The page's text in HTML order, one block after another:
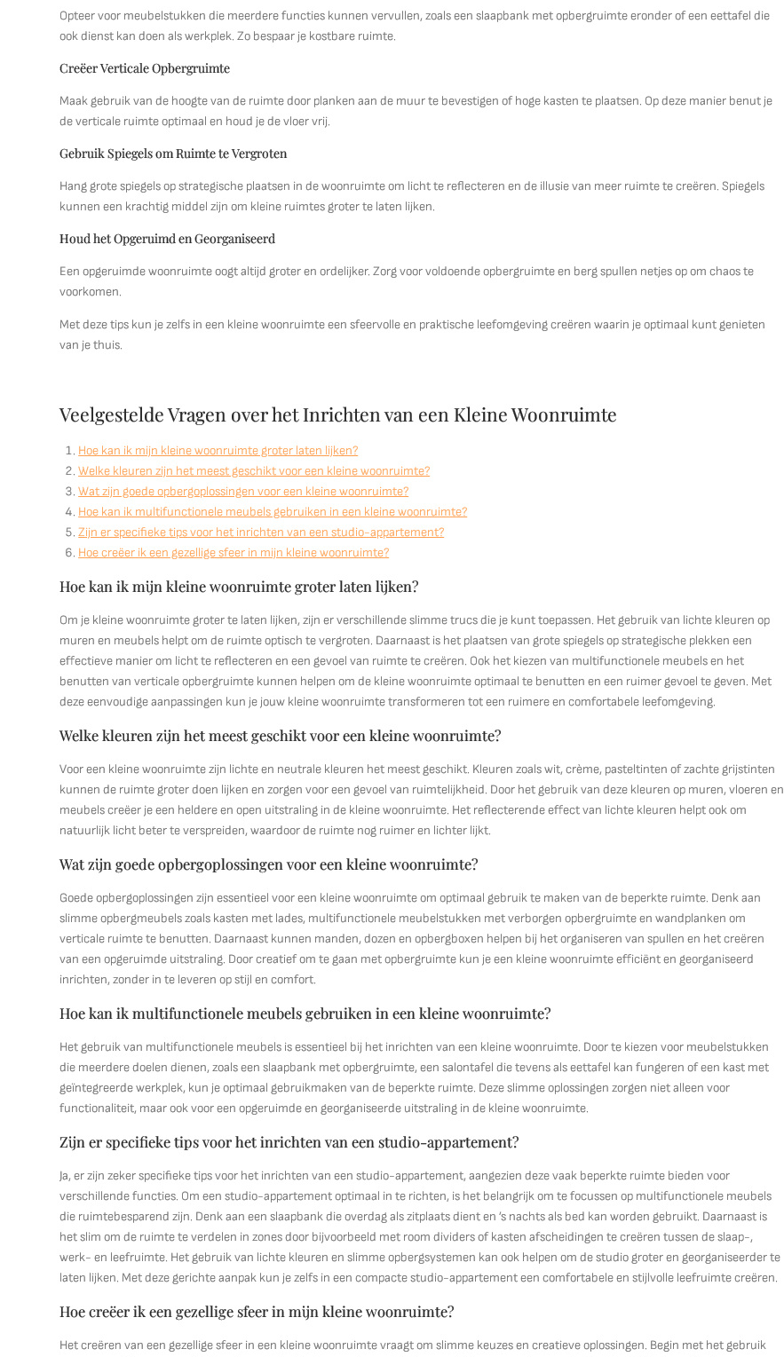
Opteer voor meubelstukken die meerdere functies kunnen vervullen, zoals een slaapbank met opbergruimte eronder of een eettafel die
ook dienst kan doen als werkplek. Zo bespaar je kostbare ruimte.
Creëer Verticale Opbergruimte
Maak gebruik van de hoogte van de ruimte door planken aan de muur te bevestigen of hoge kasten te plaatsen. Op deze manier benut je
de verticale ruimte optimaal en houd je de vloer vrij.
Gebruik Spiegels om Ruimte te Vergroten
Hang grote spiegels op strategische plaatsen in de woonruimte om licht te reflecteren en de illusie van meer ruimte te creëren. Spiegels
kunnen een krachtig middel zijn om kleine ruimtes groter te laten lijken.
Houd het Opgeruimd en Georganiseerd
Een opgeruimde woonruimte oogt altijd groter en ordelijker. Zorg voor voldoende opbergruimte en berg spullen netjes op om chaos te
voorkomen.
Met deze tips kun je zelfs in een kleine woonruimte een sfeervolle en praktische leefomgeving creëren waarin je optimaal kunt genieten
van je thuis.
Veelgestelde Vragen over het Inrichten van een Kleine Woonruimte
Hoe kan ik mijn kleine woonruimte groter laten lijken?
Welke kleuren zijn het meest geschikt voor een kleine woonruimte?
Wat zijn goede opbergoplossingen voor een kleine woonruimte?
Hoe kan ik multifunctionele meubels gebruiken in een kleine woonruimte?
Zijn er specifieke tips voor het inrichten van een studio-appartement?
Hoe creëer ik een gezellige sfeer in mijn kleine woonruimte?
Hoe kan ik mijn kleine woonruimte groter laten lijken?
Om je kleine woonruimte groter te laten lijken, zijn er verschillende slimme trucs die je kunt toepassen. Het gebruik van lichte kleuren op
muren en meubels helpt om de ruimte optisch te vergroten. Daarnaast is het plaatsen van grote spiegels op strategische plekken een
effectieve manier om licht te reflecteren en een gevoel van ruimte te creëren. Ook het kiezen van multifunctionele meubels en het
benutten van verticale opbergruimte kunnen helpen om de kleine woonruimte optimaal te benutten en een ruimer gevoel te geven. Met
deze eenvoudige aanpassingen kun je jouw kleine woonruimte transformeren tot een ruimere en comfortabele leefomgeving.
Welke kleuren zijn het meest geschikt voor een kleine woonruimte?
Voor een kleine woonruimte zijn lichte en neutrale kleuren het meest geschikt. Kleuren zoals wit, crème, pasteltinten of zachte grijstinten
kunnen de ruimte groter doen lijken en zorgen voor een gevoel van ruimtelijkheid. Door het gebruik van deze kleuren op muren, vloeren en
meubels creëer je een heldere en open uitstraling in de kleine woonruimte. Het reflecterende effect van lichte kleuren helpt ook om
natuurlijk licht beter te verspreiden, waardoor de ruimte nog ruimer en lichter lijkt.
Wat zijn goede opbergoplossingen voor een kleine woonruimte?
Goede opbergoplossingen zijn essentieel voor een kleine woonruimte om optimaal gebruik te maken van de beperkte ruimte. Denk aan
slimme opbergmeubels zoals kasten met lades, multifunctionele meubelstukken met verborgen opbergruimte en wandplanken om
verticale ruimte te benutten. Daarnaast kunnen manden, dozen en opbergboxen helpen bij het organiseren van spullen en het creëren
van een opgeruimde uitstraling. Door creatief om te gaan met opbergruimte kun je een kleine woonruimte efficiënt en georganiseerd
inrichten, zonder in te leveren op stijl en comfort.
Hoe kan ik multifunctionele meubels gebruiken in een kleine woonruimte?
Het gebruik van multifunctionele meubels is essentieel bij het inrichten van een kleine woonruimte. Door te kiezen voor meubelstukken
die meerdere doelen dienen, zoals een slaapbank met opbergruimte, een salontafel die tevens als eettafel kan fungeren of een kast met
geïntegreerde werkplek, kun je optimaal gebruikmaken van de beperkte ruimte. Deze slimme oplossingen zorgen niet alleen voor
functionaliteit, maar ook voor een opgeruimde en georganiseerde uitstraling in de kleine woonruimte.
Zijn er specifieke tips voor het inrichten van een studio-appartement?
Ja, er zijn zeker specifieke tips voor het inrichten van een studio-appartement, aangezien deze vaak beperkte ruimte bieden voor
verschillende functies. Om een studio-appartement optimaal in te richten, is het belangrijk om te focussen op multifunctionele meubels
die ruimtebesparend zijn. Denk aan een slaapbank die overdag als zitplaats dient en ’s nachts als bed kan worden gebruikt. Daarnaast is
het slim om de ruimte te verdelen in zones door bijvoorbeeld met room dividers of kasten afscheidingen te creëren tussen de slaap-,
werk- en leefruimte. Het gebruik van lichte kleuren en slimme opbergsystemen kan ook helpen om de studio groter en georganiseerder te
laten lijken. Met deze gerichte aanpak kun je zelfs in een compacte studio-appartement een comfortabele en stijlvolle leefruimte creëren.
Hoe creëer ik een gezellige sfeer in mijn kleine woonruimte?
Het creëren van een gezellige sfeer in een kleine woonruimte vraagt om slimme keuzes en creatieve oplossingen. Begin met het gebruik